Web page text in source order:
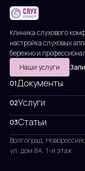
Клиника слухового
настройка слуховых
бережно и
Наши услуги
01Документы
02Услуги
03Статьи
Волгоград,
ул, дом 8А, 1-й этаж